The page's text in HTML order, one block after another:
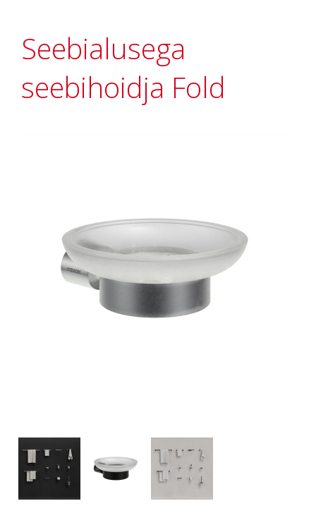
Seebialusega
seebihoidja Fold